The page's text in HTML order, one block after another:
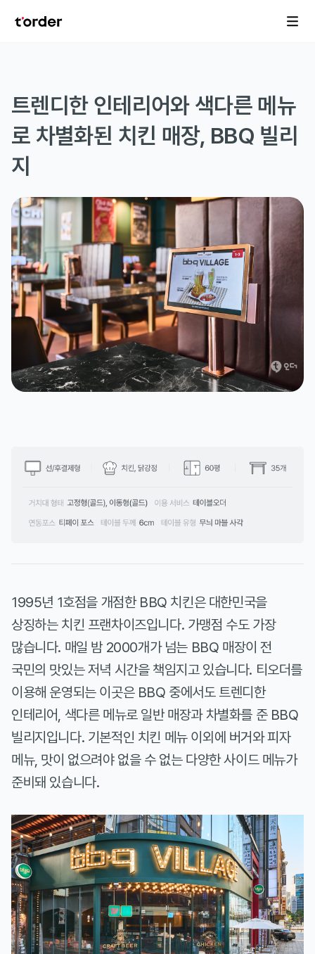
트렌디한 인테리어와 색다른 메뉴
로 차별화된 치킨 매장, BBQ 빌리
지
1995년 1호점을 개점한 BBQ 치킨은 대한민국을
상징하는 치킨 프랜차이즈입니다. 가맹점 수도 가장
많습니다. 매일 밤 2000개가 넘는 BBQ 매장이 전
국민의 맛있는 저녁 시간을 책임지고 있습니다. 티오더를
이용해 운영되는 이곳은 BBQ 중에서도 트렌디한
인테리어, 색다른 메뉴로 일반 매장과 차별화를 준 BBQ
빌리지입니다. 기본적인 치킨 메뉴 이외에 버거와 피자
메뉴, 맛이 없으려야 없을 수 없는 다양한 사이드 메뉴가
준비돼 있습니다.